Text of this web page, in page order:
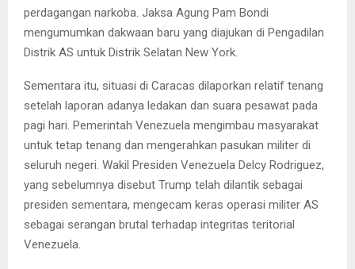
perdagangan narkoba. Jaksa Agung Pam Bondi
mengumumkan dakwaan baru yang diajukan di Pengadilan
Distrik AS untuk Distrik Selatan New York.
Sementara itu, situasi di Caracas dilaporkan relatif tenang
setelah laporan adanya ledakan dan suara pesawat pada
pagi hari. Pemerintah Venezuela mengimbau masyarakat
untuk tetap tenang dan mengerahkan pasukan militer di
seluruh negeri. Wakil Presiden Venezuela Delcy Rodriguez,
yang sebelumnya disebut Trump telah dilantik sebagai
presiden sementara, mengecam keras operasi militer AS
sebagai serangan brutal terhadap integritas teritorial
Venezuela.